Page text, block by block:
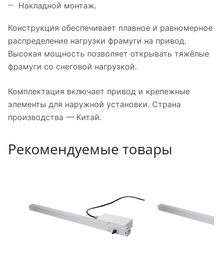
Накладной монтаж.
Конструкция обеспечивает плавное и равномерное
распределение нагрузки фрамуги на привод.
Высокая мощность позволяет открывать тяжёлые
фрамуги со снеговой нагрузкой.
Комплектация включает привод и крепежные
элементы для наружной установки. Страна
производства — Китай.
Рекомендуемые товары